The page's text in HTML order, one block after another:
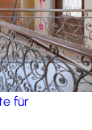
für